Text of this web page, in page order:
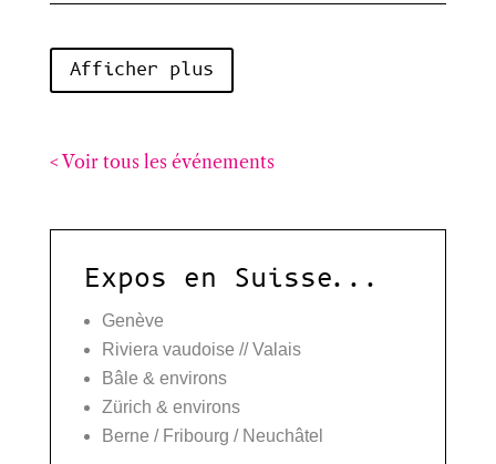
Afficher plus
< Voir tous les événements
Expos en Suisse...
Genève
Riviera vaudoise // Valais
Bâle & environs
Zürich & environs
Berne / Fribourg / Neuchâtel